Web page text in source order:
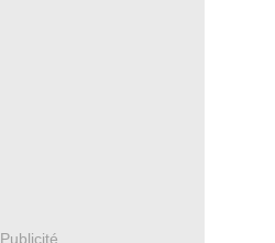
Publicité